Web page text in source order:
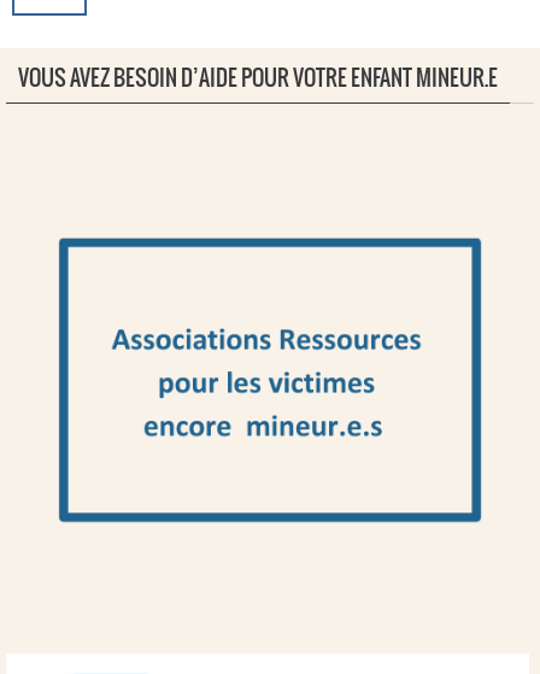
VOUS AVEZ BESOIN D’AIDE POUR VOTRE ENFANT MINEUR.E